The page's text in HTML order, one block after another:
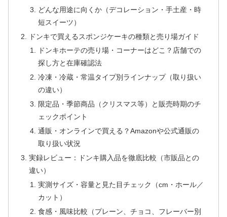
どんな用途に向くか（デコレーション・手土産・時
短スイーツ）
ドンキで買えるスポンジケーキの種類と売り場ガイド
ドンキホーテの売り場・コーナーはどこ？店舗での
探し方と在庫確認法
冷凍・冷蔵・常温タイプ別ラインナップ（取り扱い
の違い）
限定品・季節商品（クリスマス等）と販売時期のチ
ェックポイント
通販・オンラインで買える？Amazonや公式通販の
取り扱い状況
実録レビュー：ドンキ購入品を徹底比較（市販品との
違い）
実測サイズ・容量と見た目チェック（cm・ホール／
カット）
食感・風味比較（プレーン、チョコ、フレーバー別